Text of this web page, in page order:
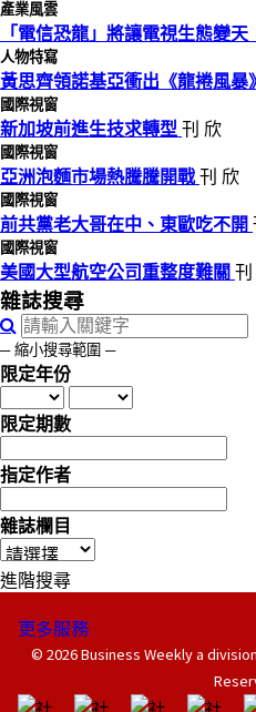
產業風雲
「電信恐龍」將讓電視生態變天
人物特寫
黃思齊領諾基亞衝出《龍捲風暴
國際視窗
新加坡前進生技求轉型 刊 欣
國際視窗
亞洲泡麵市場熱騰騰開戰刊 欣
國際視窗
前共黨老大哥在中、東歐吃不開
國際視窗
美國大型航空公司重整度難關 刊
雜誌搜尋
─ 縮小搜尋範圍 ─
限定年份
限定期數
指定作者
雜誌欄目
進階搜尋
更多服務
© 2026 Business Weekly a